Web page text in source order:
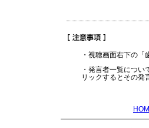
・視聴画面右下の「
・発言者一覧につ
リックするとその発